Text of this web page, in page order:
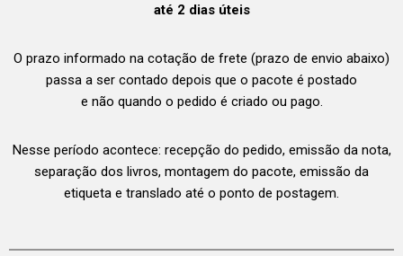
até 2 dias úteis
O prazo informado na cotação de frete (prazo de envio abaixo)
passa a ser contado depois que o pacote é postado
e não quando o pedido é criado ou pago.
Nesse período acontece: recepção do pedido, emissão da nota,
separação dos livros, montagem do pacote, emissão da
etiqueta e translado até o ponto de postagem.